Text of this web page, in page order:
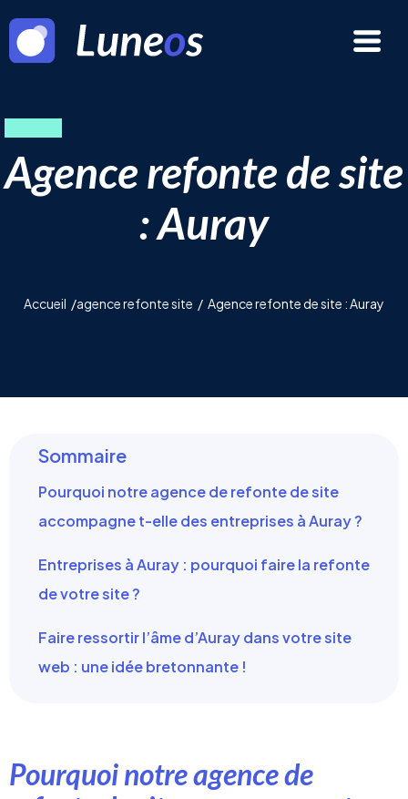
Agence refonte de site
: Auray
Accueil /agence refonte site / Agence refonte de site : Auray
Sommaire
Pourquoi notre agence de refonte de site
accompagne t-elle des entreprises à Auray ?
Entreprises à Auray : pourquoi faire la refonte
de votre site ?
Faire ressortir l’âme d’Auray dans votre site
web : une idée bretonnante !
Pourquoi notre agence de